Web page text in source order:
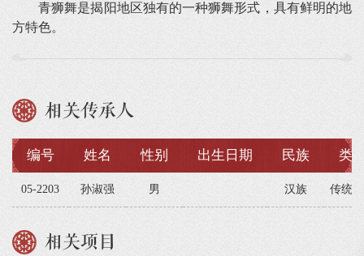
青狮舞是揭阳地区独有的一种狮舞形式，具有鲜明的地
方特色。
相关传承人
编号 姓名 性别 出生日期 民族 类
05-2203 孙淑强 男 汉族 传统
相关项目